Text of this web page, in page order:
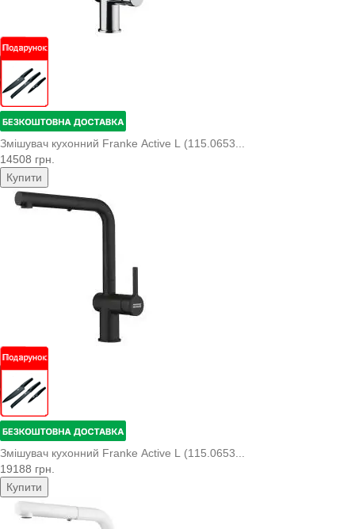
Змішувач кухонний Franke Active L (115.0653...
14508 грн.
Купити
Змішувач кухонний Franke Active L (115.0653...
19188 грн.
Купити